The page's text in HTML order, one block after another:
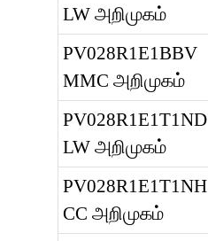
LW அறிமுகம்
PV028R1E1BBV
MMC அறிமுகம்
PV028R1E1T1ND
LW அறிமுகம்
PV028R1E1T1NH
CC அறிமுகம்